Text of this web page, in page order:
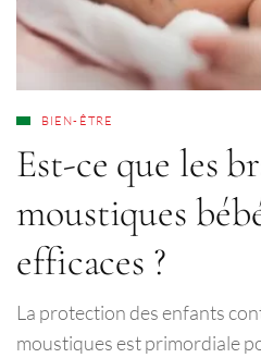
BIEN-ÊTRE
Est-ce que les
moustiques
efficaces ?
La protection des enfants
moustiques est primordiale